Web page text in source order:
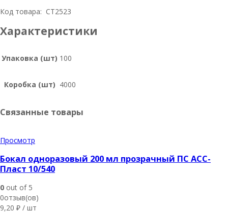
Код товара: СТ2523
Характеристики
Упаковка (шт) 100
Коробка (шт) 4000
Связанные товары
Просмотр
Бокал одноразовый 200 мл прозрачный ПС АСС-
Пласт 10/540
0 out of 5
0отзыв(ов)
9,20 ₽ / шт